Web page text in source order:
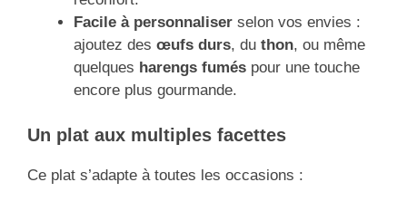
Facile à personnaliser selon vos envies :
ajoutez des œufs durs, du thon, ou même
quelques harengs fumés pour une touche
encore plus gourmande.
Un plat aux multiples facettes
Ce plat s’adapte à toutes les occasions :